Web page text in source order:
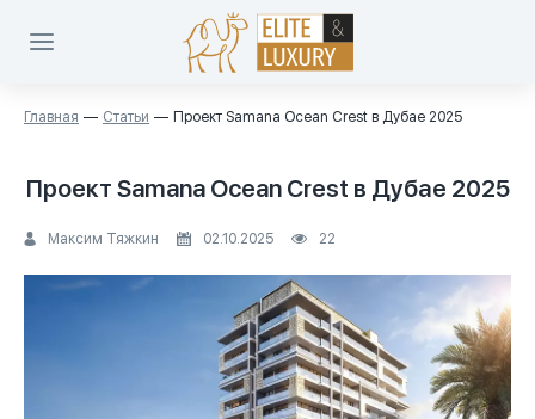
Главная Статьи Проект Samana Ocean Crest в Дубае 2025
Проект Samana Ocean Crest в Дубае 2025
Максим Тяжкин 02.10.2025 22